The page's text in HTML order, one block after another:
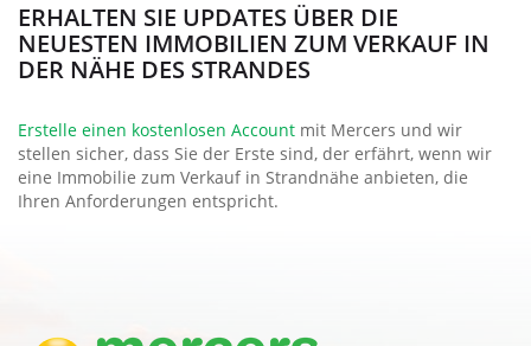
ERHALTEN SIE UPDATES ÜBER DIE
NEUESTEN IMMOBILIEN ZUM VERKAUF IN
DER NÄHE DES STRANDES
Erstelle einen kostenlosen Account mit Mercers und wir
stellen sicher, dass Sie der Erste sind, der erfährt, wenn wir
eine Immobilie zum Verkauf in Strandnähe anbieten, die
Ihren Anforderungen entspricht.